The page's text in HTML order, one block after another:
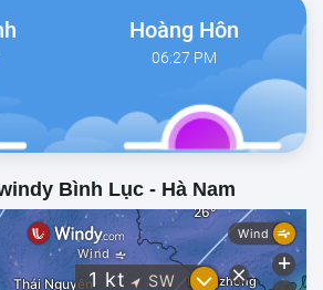
Hoàng Hôn
06:27 PM
Bình Lục - Hà Nam